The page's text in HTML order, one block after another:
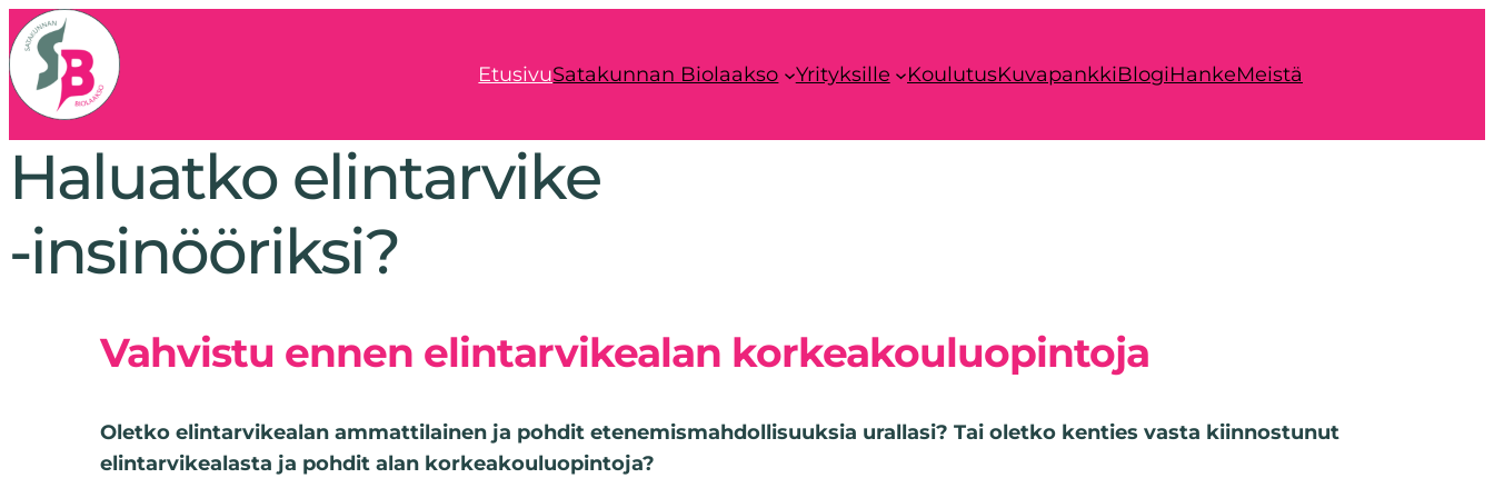
EtusivuSatakunnan Biolaakso Yrityksille KoulutusKuvapankkiBlogiHankeMeistä
Haluatko elintarvike
-insinööriksi?
Vahvistu ennen elintarvikealan korkeakouluopintoja
Oletko elintarvikealan ammattilainen ja pohdit etenemismahdollisuuksia urallasi? Tai oletko kenties vasta kiinnostunut
elintarvikealasta ja pohdit alan korkeakouluopintoja?